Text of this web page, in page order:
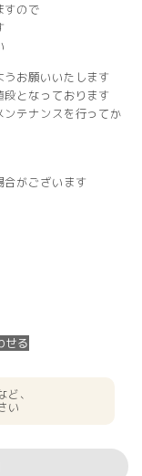
すので
お願いいたします
となっております
テナンスを行ってか
合がございます
せる
、
い